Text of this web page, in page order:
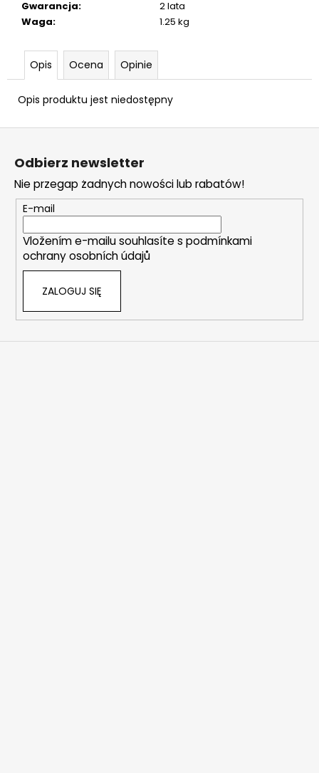
Gwarancja:
2 lata
Waga: 1.25 kg
Opis Ocena Opinie
Opis produktu jest niedostępny
S
Odbierz newsletter
Nie przegap żadnych nowości lub rabatów!
E-mail
Vložením e-mailu souhlasíte s podmínkami
ochrany osobních údajů
ZALOGUJ SIĘ